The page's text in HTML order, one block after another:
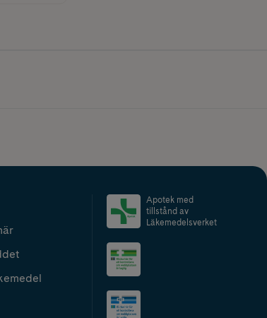
Apotek med
tillstånd av
Läkemedelsverket